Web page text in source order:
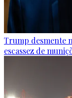
Trump desmente
escassez de